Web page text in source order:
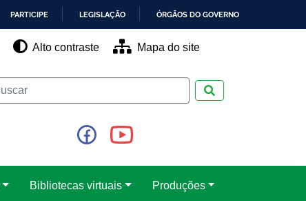
PARTICIPE LEGISLAÇÃO ÓRGÃOS DO GOVERNO
Alto contraste Mapa do site
Bibliotecas virtuais Produções